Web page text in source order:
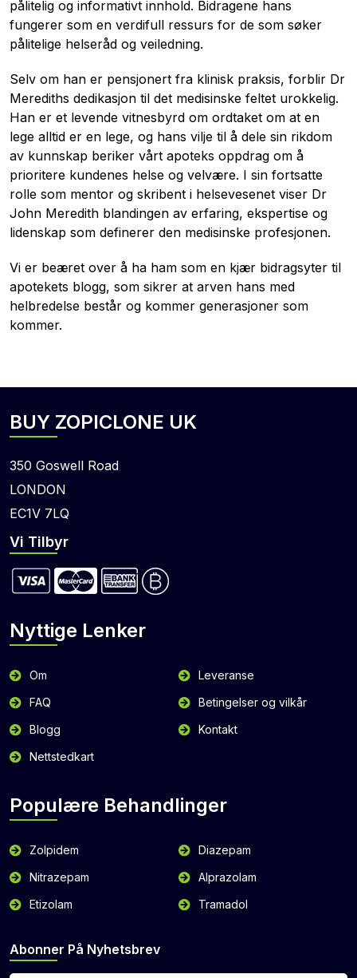
pålitelig og informativt innhold. Bidragene hans
fungerer som en verdifull ressurs for de som søker
pålitelige helseråd og veiledning.
Selv om han er pensjonert fra klinisk praksis, forblir Dr
Merediths dedikasjon til det medisinske feltet urokkelig.
Han er et levende vitnesbyrd om ordtaket om at en
lege alltid er en lege, og hans vilje til å dele sin rikdom
av kunnskap beriker vårt apoteks oppdrag om å
prioritere kundenes helse og velvære. I sin fortsatte
rolle som mentor og skribent i helsevesenet viser Dr
John Meredith blandingen av erfaring, ekspertise og
lidenskap som definerer den medisinske profesjonen.
Vi er beæret over å ha ham som en kjær bidragsyter til
apotekets blogg, som sikrer at arven hans med
helbredelse består og kommer generasjoner som
kommer.
BUY ZOPICLONE UK
350 Goswell Road
LONDON
EC1V 7LQ
Vi Tilbyr
Nyttige Lenker
Om
Leveranse
FAQ
Betingelser og vilkår
Blogg
Kontakt
Nettstedkart
Populære Behandlinger
Zolpidem
Diazepam
Nitrazepam
Alprazolam
Etizolam
Tramadol
Abonner På Nyhetsbrev